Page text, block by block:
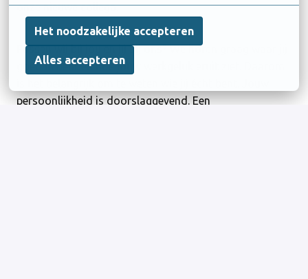
Het noodzakelijke accepteren
Alles accepteren
onze nieuwe collega.
Passen wij bij jou en jij bij ons? We horen graag waar jij
goed in bent en hoe jouw werkgeluk eruit ziet. Daarom
persoonlijkheid is doorslaggevend. Een